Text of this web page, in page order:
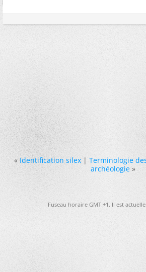
« Identification silex|Terminologie
archéologie »
Fuseau horaire GMT +1. Il est